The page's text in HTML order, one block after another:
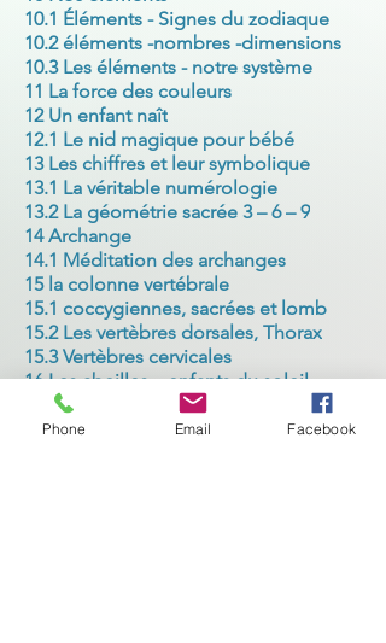
10.1 Éléments - Signes du zodiaque
10.2 éléments -nombres -dimensions
10.3 Les éléments - notre système
11 La force des couleurs
12 Un enfant naît
12.1 Le nid magique pour bébé
13 Les chiffres et leur symbolique
13.1 La véritable numérologie
13.2 La géométrie sacrée 3 – 6 – 9
14 Archange
14.1 Méditation des archanges
15 la colonne vertébrale
15.1 coccygiennes, sacrées et lomb
15.2 Les vertèbres dorsales, Thorax
15.3 Vertèbres cervicales
16 Les abeilles – enfants du soleil
17 Matrice génétique et énergétique
17.1 Ma vie – Mes programmes
Phone Email Facebook